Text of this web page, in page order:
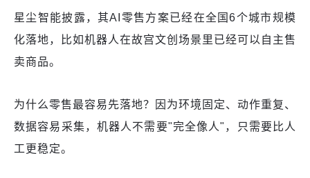
星尘智能披露，其AI零售方案已经在全国6个城市规模
化落地，比如机器人在故宫文创场景里已经可以自主售
卖商品。
为什么零售最容易先落地？因为环境固定、动作重复、
数据容易采集，机器人不需要"完全像人"，只需要比人
工更稳定。